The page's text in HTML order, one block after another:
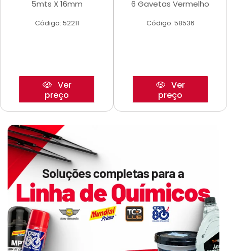
5mts X 16mm
Código: 52211
Ver
preço
6 Gavetas Vermelho
Código: 58536
Ver
preço